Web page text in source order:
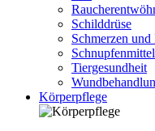
Schilddrüse
Schmerzen und
Schnupfenmittel
Tiergesundheit
Körperpflege